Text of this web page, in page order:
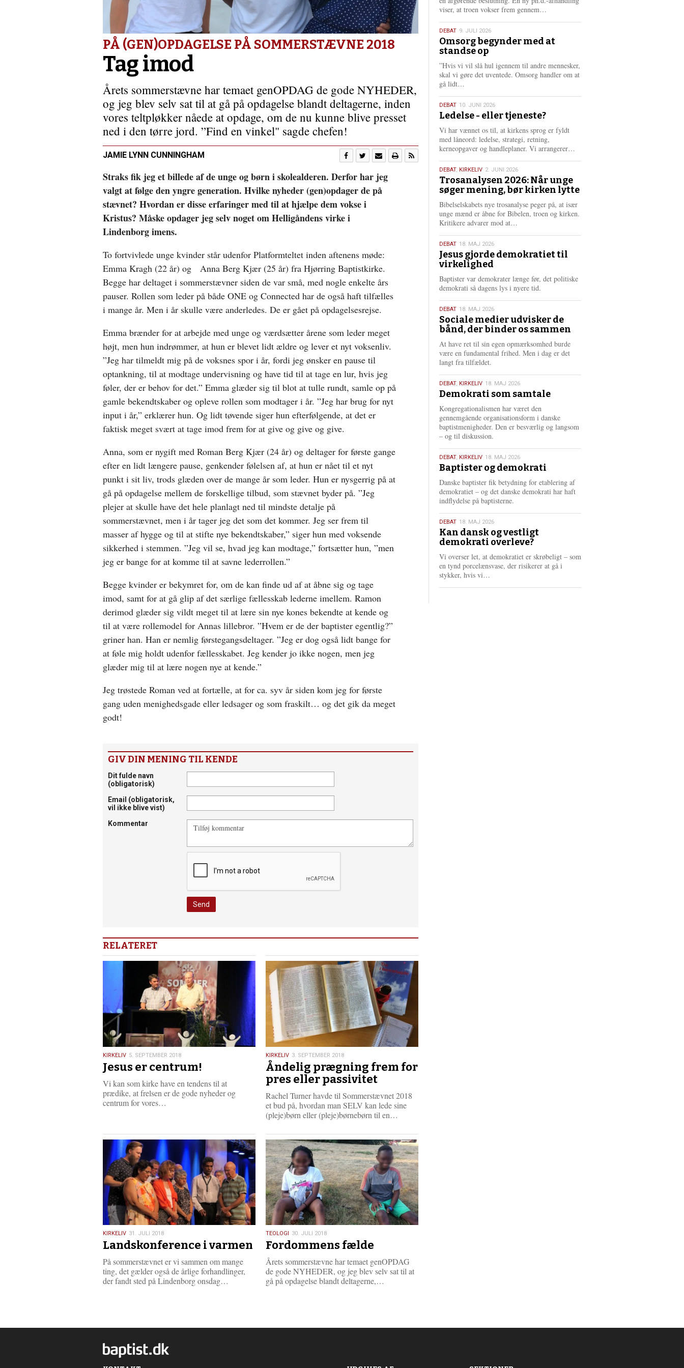
PÅ (GEN)OPDAGELSE PÅ SOMMERSTÆVNE 2018
Tag imod
Årets sommerstævne har temaet genOPDAG de gode NYHEDER,
og jeg blev selv sat til at gå på opdagelse blandt deltagerne, inden
vores teltpløkker nåede at opdage, om de nu kunne blive presset
ned i den tørre jord. ”Find en vinkel" sagde chefen!
JAMIE LYNN CUNNINGHAM
Straks fik jeg et billede af de unge og børn i skolealderen. Derfor har jeg
valgt at følge den yngre generation. Hvilke nyheder (gen)opdager de på
stævnet? Hvordan er disse erfaringer med til at hjælpe dem vokse i
Kristus? Måske opdager jeg selv noget om Helligåndens virke i
Lindenborg imens.
To fortvivlede unge kvinder står udenfor Platformteltet inden aftenens møde:
Emma Kragh (22 år) og Anna Berg Kjær (25 år) fra Hjørring Baptistkirke.
Begge har deltaget i sommerstævner siden de var små, med nogle enkelte års
pauser. Rollen som leder på både ONE og Connected har de også haft tilfælles
i mange år. Men i år skulle være anderledes. De er gået på opdagelsesrejse.
Emma brænder for at arbejde med unge og værdsætter årene som leder meget
højt, men hun indrømmer, at hun er blevet lidt ældre og lever et nyt voksenliv.
”Jeg har tilmeldt mig på de voksnes spor i år, fordi jeg ønsker en pause til
optankning, til at modtage undervisning og have tid til at tage en lur, hvis jeg
føler, der er behov for det.” Emma glæder sig til blot at tulle rundt, samle op på
gamle bekendtskaber og opleve rollen som modtager i år. ”Jeg har brug for nyt
input i år,” erklærer hun. Og lidt tøvende siger hun efterfølgende, at det er
faktisk meget svært at tage imod frem for at give og give og give.
Anna, som er nygift med Roman Berg Kjær (24 år) og deltager for første gange
efter en lidt længere pause, genkender følelsen af, at hun er nået til et nyt
punkt i sit liv, trods glæden over de mange år som leder. Hun er nysgerrig på at
gå på opdagelse mellem de forskellige tilbud, som stævnet byder på. ”Jeg
plejer at skulle have det hele planlagt ned til mindste detalje på
sommerstævnet, men i år tager jeg det som det kommer. Jeg ser frem til
masser af hygge og til at stifte nye bekendtskaber,” siger hun med voksende
sikkerhed i stemmen. ”Jeg vil se, hvad jeg kan modtage,” fortsætter hun, ”men
jeg er bange for at komme til at savne lederrollen.”
Begge kvinder er bekymret for, om de kan finde ud af at åbne sig og tage
imod, samt for at gå glip af det særlige fællesskab lederne imellem. Ramon
derimod glæder sig vildt meget til at lære sin nye kones bekendte at kende og
til at være rollemodel for Annas lillebror. ”Hvem er de der baptister egentlig?”
griner han. Han er nemlig førstegangsdeltager. ”Jeg er dog også lidt bange for
at føle mig holdt udenfor fællesskabet. Jeg kender jo ikke nogen, men jeg
glæder mig til at lære nogen nye at kende.”
Jeg trøstede Roman ved at fortælle, at for ca. syv år siden kom jeg for første
gang uden menighedsgade eller ledsager og som fraskilt… og det gik da meget
godt!
GIV DIN MENING TIL KENDE
Dit fulde navn
(obligatorisk)
Email (obligatorisk,
vil ikke blive vist)
Kommentar
RELATERET
5.
september
2018
KIRKELIV 5. SEPTEMBER 2018
Jesus er centrum!
Vi kan som kirke have en tendens til at
prædike, at frelsen er de gode nyheder og
centrum for vores…
e
r
e
3.
september
2018
KIRKELIV 3. SEPTEMBER 2018
Åndelig prægning frem for
pres eller passivitet
Rachel Turner havde til Sommerstævnet 2018
et bud på, hvordan man SELV kan lede sine
(pleje)børn eller (pleje)børnebørn til en…
s
m
e
r
e
31.
juli
2018
KIRKELIV 31. JULI 2018
Landskonference i varmen
På sommerstævnet er vi sammen om mange
ting, det gælder også de årlige forhandlinger,
der fandt sted på Lindenborg onsdag…
r
30.
juli
2018
TEOLOGI 30. JULI 2018
Fordommens fælde
Årets sommerstævne har temaet genOPDAG
de gode NYHEDER, og jeg blev selv sat til at
gå på opdagelse blandt deltagerne,…
r
viser, at troen vokser frem gennem…
e
e
9.
juli
2026
DEBAT 9. JULI 2026
Omsorg begynder med at
standse op
”Hvis vi vil slå hul igennem til andre mennesker,
skal vi gøre det uventede. Omsorg handler om at
gå lidt…
s
e
r
e
10.
juni
2026
DEBAT 10. JUNI 2026
Ledelse - eller tjeneste?
Vi har vænnet os til, at kirkens sprog er fyldt
med låneord: ledelse, strategi, retning,
kerneopgaver og handleplaner. Vi arrangerer…
r
e
2.
juni
2026
DEBAT, KIRKELIV 2. JUNI 2026
Trosanalysen 2026: Når unge
søger mening, bør kirken lytte
Bibelselskabets nye trosanalyse peger på, at især
unge mænd er åbne for Bibelen, troen og kirken.
Kritikere advarer mod at…
e
e
18.
maj
2026
DEBAT 18. MAJ 2026
Jesus gjorde demokratiet til
virkelighed
Baptister var demokrater længe før, det politiske
demokrati så dagens lys i nyere tid.
18.
maj
2026
DEBAT 18. MAJ 2026
Sociale medier udvisker de
bånd, der binder os sammen
At have ret til sin egen opmærksomhed burde
være en fundamental frihed. Men i dag er det
langt fra tilfældet.
18.
maj
2026
DEBAT, KIRKELIV 18. MAJ 2026
Demokrati som samtale
Kongregationalismen har været den
gennemgående organisationsform i danske
baptistmenigheder. Den er besværlig og langsom
– og til diskussion.
18.
maj
2026
DEBAT, KIRKELIV 18. MAJ 2026
Baptister og demokrati
Danske baptister fik betydning for etablering af
demokratiet – og det danske demokrati har haft
indflydelse på baptisterne.
18.
maj
2026
DEBAT 18. MAJ 2026
Kan dansk og vestligt
demokrati overleve?
Vi overser let, at demokratiet er skrøbeligt – som
en tynd porcelænsvase, der risikerer at gå i
stykker, hvis vi…